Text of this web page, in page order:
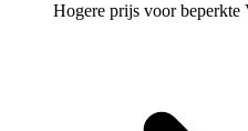
Hogere prijs voor beperkte